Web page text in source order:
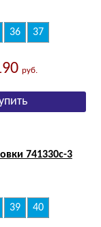
36 37
руб.
741330с-3
39 40